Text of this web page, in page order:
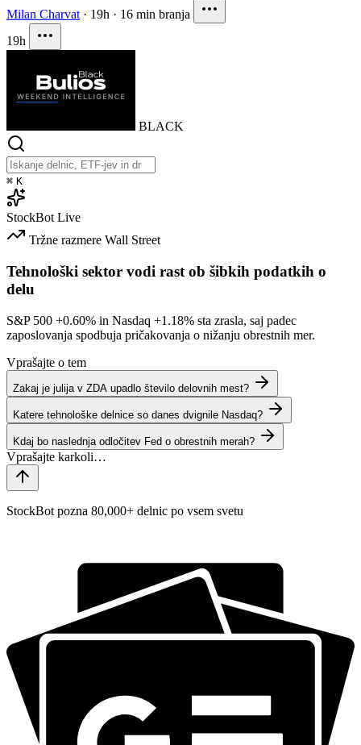
Milan Charvat · 19h · 16 min branja
19h
BLACK
⌘ K
StockBot Live
Tržne razmere Wall Street
Tehnološki sektor vodi rast ob šibkih podatkih o
delu
S&P 500 +0.60% in Nasdaq +1.18% sta zrasla, saj padec
zaposlovanja spodbuja pričakovanja o nižanju obrestnih mer.
Vprašajte o tem
Zakaj je julija v ZDA upadlo število delovnih mest?
Katere tehnološke delnice so danes dvignile Nasdaq?
Kdaj bo naslednja odločitev Fed o obrestnih merah?
StockBot pozna 80,000+ delnic po vsem svetu